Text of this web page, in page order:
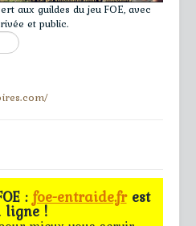
aux guildes du jeu FOE, avec
et public.
≡
:foe-entraide.frest
ligne !